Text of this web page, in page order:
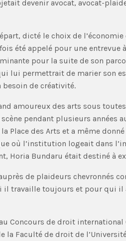
devenir avocat, avocat-
dicté le choix de
été appelé pour une entrevue
pour la suite de son
lui permettrait de marier son
de créativité.
amoureux des arts sous
pendant plusieurs années
Place des Arts et a même
où l’institution logeait dans
Horia Bundaru était destiné à
de plaideurs chevronnés
il travaille toujours et pour qui il
Concours de droit international
la Faculté de droit de